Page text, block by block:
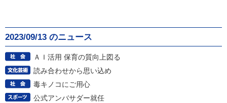
2023/09/13 のニュース
ＡＩ活用 保育の質向上図る
読み合わせから思い込め
毒キノコにご用心
公式アンバサダー就任